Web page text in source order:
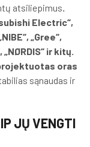
atsiliepimus.
Electric“,
„Gree“,
ir kitų.
oras
sąnaudas ir
JŲ VENGTI